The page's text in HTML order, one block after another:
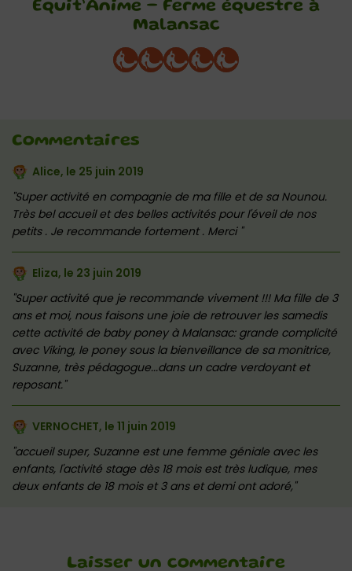
Equit’Anime – Ferme équestre à
Malansac
Commentaires
Alice, le 25 juin 2019
Super activité en compagnie de ma fille et de sa Nounou.
Très bel accueil et des belles activités pour l'éveil de nos
petits . Je recommande fortement . Merci
Eliza, le 23 juin 2019
Super activité que je recommande vivement !!! Ma fille de 3
ans et moi, nous faisons une joie de retrouver les samedis
cette activité de baby poney à Malansac: grande complicité
avec Viking, le poney sous la bienveillance de sa monitrice,
Suzanne, très pédagogue...dans un cadre verdoyant et
reposant.
VERNOCHET, le 11 juin 2019
accueil super, Suzanne est une femme géniale avec les
enfants, l'activité stage dès 18 mois est très ludique, mes
deux enfants de 18 mois et 3 ans et demi ont adoré,
Laisser un commentaire